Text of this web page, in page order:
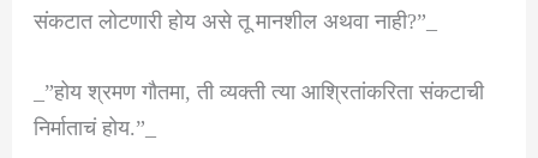
संकटात लोटणारी होय असे तू मानशील अथवा नाही?”_
_”होय श्रमण गौतमा, ती व्यक्ती त्या आश्रितांकरिता संकटाची
निर्माताचं होय.”_